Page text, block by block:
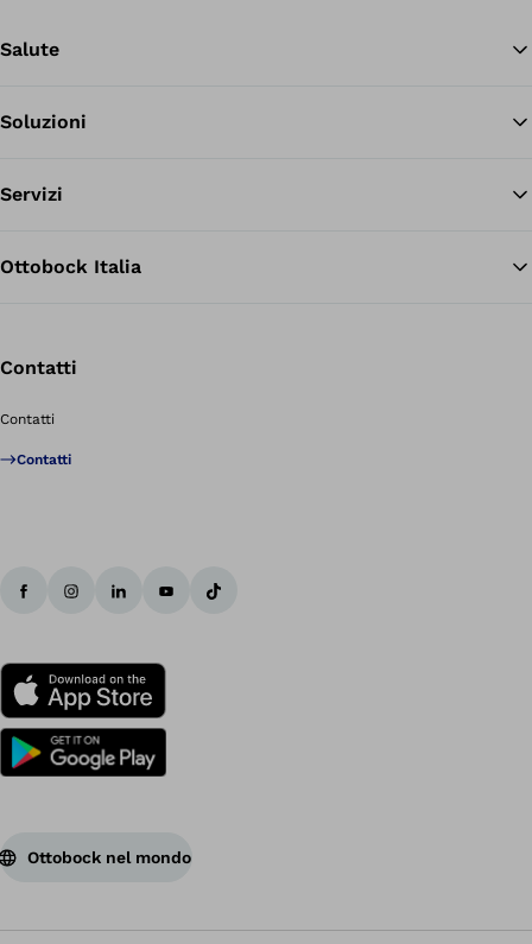
Salute
Soluzioni
Servizi
Ottobock Italia
Contatti
Contatti
Contatti
Ottobock nel mondo